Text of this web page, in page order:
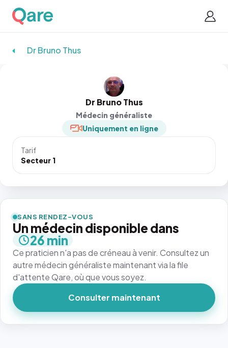
Dr Bruno Thus
Dr Bruno Thus
Médecin généraliste
Uniquement en ligne
Tarif
Secteur 1
SANS RENDEZ-VOUS
Un médecin disponible dans
26 min
Ce praticien n'a pas de créneau à venir. Consultez un
autre médecin généraliste maintenant via la file
d'attente Qare, où que vous soyez.
Consulter maintenant